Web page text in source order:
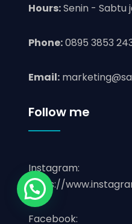
Hours:Senin - Sabtu
Phone:0895 3853
Email:
Follow me
Instagram:
https://
Facebook:
Silahkan WA